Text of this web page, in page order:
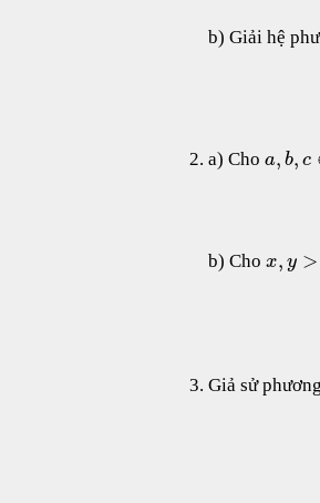
b) Giải hệ
a) Cho a, b, c
b) Cho x, y >
Giả sử